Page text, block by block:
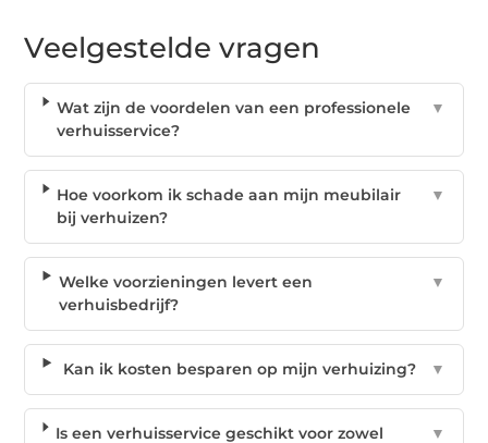
Veelgestelde vragen
Wat zijn de voordelen van een professionele
verhuisservice?
▼
Hoe voorkom ik schade aan mijn meubilair
bij verhuizen?
▼
Welke voorzieningen levert een
verhuisbedrijf?
▼
Kan ik kosten besparen op mijn verhuizing? ▼
Is een verhuisservice geschikt voor zowel
▼